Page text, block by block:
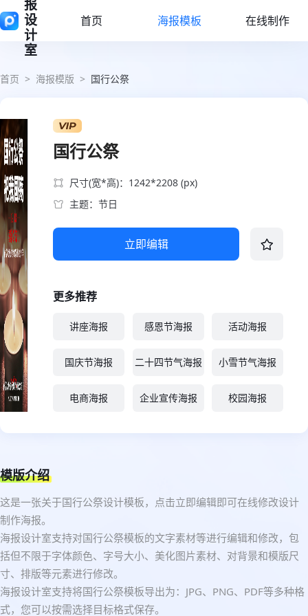
报
设
计
室
首页 海报模板 在线制作
首页 > 海报模版 > 国行公祭
国行公祭
尺寸(宽*高)：1242*2208 (px)
主题：节日
立即编辑
更多推荐
讲座海报 感恩节海报 活动海报
国庆节海报 二十四节气海报 小雪节气海报
电商海报 企业宣传海报 校园海报
模版介绍
这是一张关于国行公祭设计模板，点击立即编辑即可在线修改设计
制作海报。
海报设计室支持对国行公祭模板的文字素材等进行编辑和修改，包
括但不限于字体颜色、字号大小、美化图片素材、对背景和模版尺
寸、排版等元素进行修改。
海报设计室支持将国行公祭模板导出为：JPG、PNG、PDF等多种格
式，您可以按需选择目标格式保存。